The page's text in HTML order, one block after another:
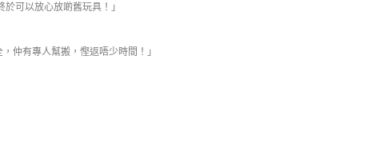
可以放心放啲舊玩具！」
仲有專人幫搬，慳返唔少時間！」